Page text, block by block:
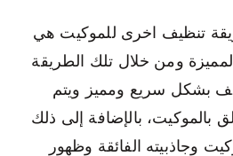
تنظيف اخرى للموكيت هي
ومن خلال تلك الطريقة
بشكل سريع ومميز ويتم
بالموكيت، بالإضافة إلى ذلك
وجاذبيته الفائقة وظهور